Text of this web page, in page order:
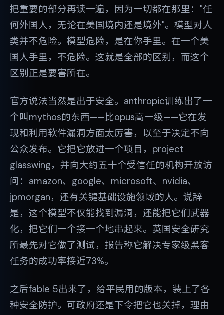
把重要的部分再读一遍，因为一切都在那里："任
何外国人，无论在美国境内还是境外"。模型对人
类并不危险。模型危险，是在你手里。在一个美
国人手里，不危险。这就是全部的区别，而这个
区别正是要害所在。
官方说法当然是出于安全。anthropic训练出了一
个叫mythos的东西——比opus高一级——它在发
现和利用软件漏洞方面太厉害，以至于决定不向
公众发布。它把它放进一个项目，project
glasswing，并向大约五十个受信任的机构开放访
问：amazon、google、microsoft、nvidia、
jpmorgan，还有关键基础设施领域的人。说辞
是，这个模型不仅能找到漏洞，还能把它们武器
化，把它们一个接一个地串起来。英国安全研究
所最先对它做了测试，报告称它解决专家级黑客
任务的成功率接近73%。
之后fable 5出来了，给平民用的版本，装上了各
种安全防护。可政府还是下令把它也关掉，理由